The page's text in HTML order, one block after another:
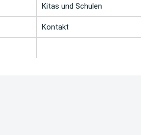
Kitas und Schulen
Kontakt